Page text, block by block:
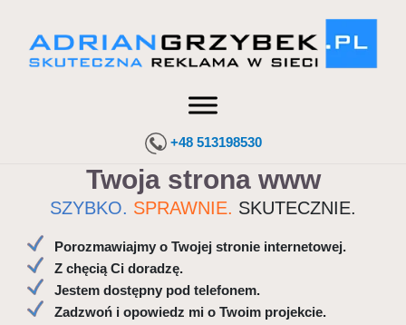
+48 513198530
Twoja strona www
SZYBKO. SPRAWNIE. SKUTECZNIE.
Porozmawiajmy o Twojej stronie internetowej.
Z chęcią Ci doradzę.
Jestem dostępny pod telefonem.
Zadzwoń i opowiedz mi o Twoim projekcie.